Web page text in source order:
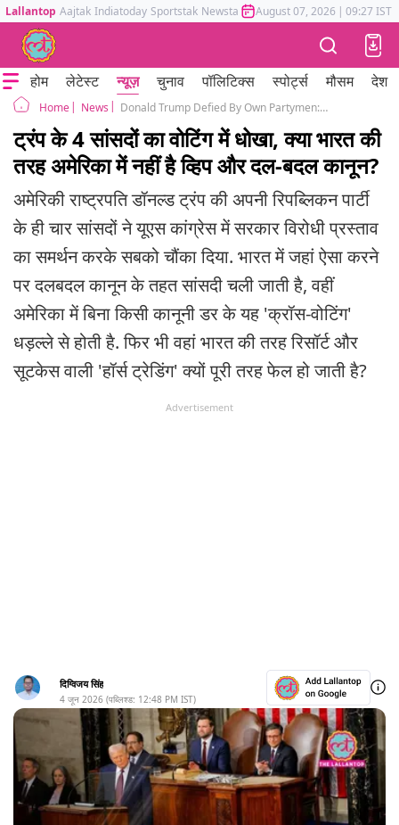
Lallantop Aajtak Indiatoday Sportstak Newstak Mumbai Tak Astrotak
August 07, 2026 | 09:27 IST
होम लेटेस्ट न्यूज़ चुनाव पॉलिटिक्स स्पोर्ट्स मौसम देश
Home News Donald Trump Defied By Own Partymen: How US Congressional System Differs From India Anti-Defection Law.
ट्रंप के 4 सांसदों का वोटिंग में धोखा, क्या भारत की
तरह अमेरिका में नहीं है व्हिप और दल-बदल कानून?
अमेरिकी राष्ट्रपति डॉनल्ड ट्रंप की अपनी रिपब्लिकन पार्टी
के ही चार सांसदों ने यूएस कांग्रेस में सरकार विरोधी प्रस्ताव
का समर्थन करके सबको चौंका दिया. भारत में जहां ऐसा करने
पर दलबदल कानून के तहत सांसदी चली जाती है, वहीं
अमेरिका में बिना किसी कानूनी डर के यह 'क्रॉस-वोटिंग'
धड़ल्ले से होती है. फिर भी वहां भारत की तरह रिसॉर्ट और
सूटकेस वाली 'हॉर्स ट्रेडिंग' क्यों पूरी तरह फेल हो जाती है?
Advertisement
दिग्विजय सिंह
4 जून 2026 (पब्लिश्ड: 12:48 PM IST)